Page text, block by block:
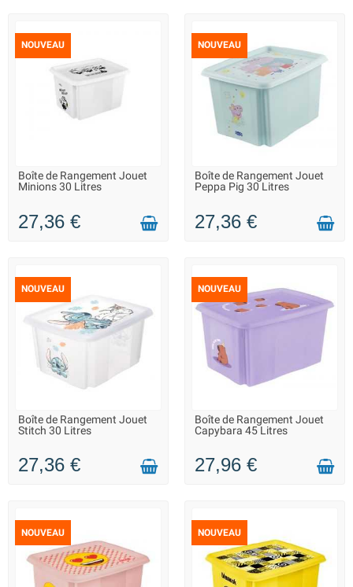
NOUVEAU
LIVRAISON 2 À 3 JOURS
Boîte de Rangement Jouet
Minions 30 Litres
27,36 €
NOUVEAU
LIVRAISON 2 À 3 JOURS
Boîte de Rangement Jouet
Peppa Pig 30 Litres
27,36 €
NOUVEAU
LIVRAISON 2 À 3 JOURS
Boîte de Rangement Jouet
Stitch 30 Litres
27,36 €
NOUVEAU
LIVRAISON 2 À 3 JOURS
Boîte de Rangement Jouet
Capybara 45 Litres
27,96 €
NOUVEAU NOUVEAU